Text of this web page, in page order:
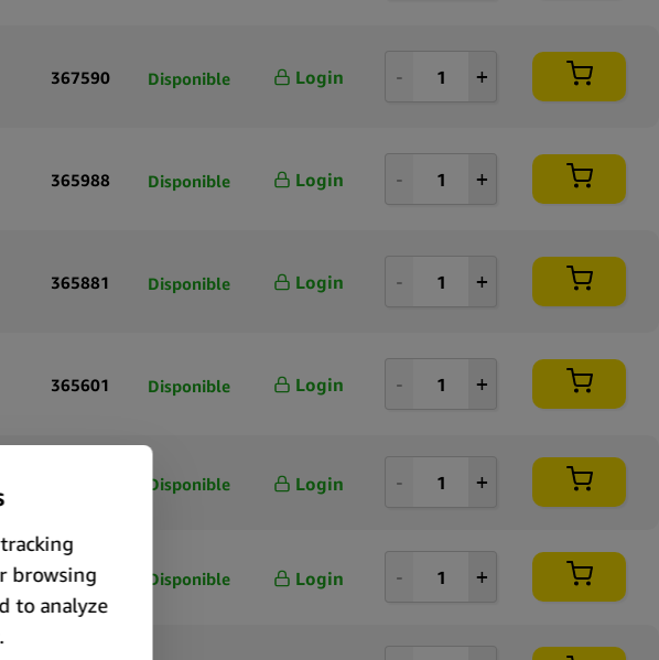
367590 Disponible Login
365988 Disponible Login
365881 Disponible Login
365601 Disponible Login
Disponible Login
71182 Disponible Login